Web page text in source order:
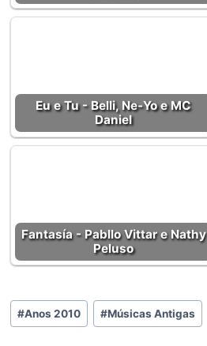
Eu e Tu - Belli, Ne-Yo e MC
Daniel
Fantasía - Pabllo Vittar e Nathy
Peluso
Tags
do
#Anos 2010 #Músicas Antigas